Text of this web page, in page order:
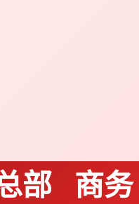
部 商务